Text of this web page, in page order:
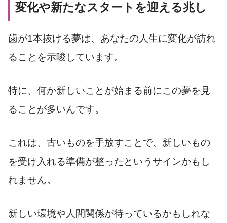
変化や新たなスタートを迎える兆し
歯が1本抜ける夢は、あなたの人生に変化が訪れ
ることを示唆しています。
特に、何か新しいことが始まる前にこの夢を見
ることが多いんです。
これは、古いものを手放すことで、新しいもの
を受け入れる準備が整ったというサインかもし
れません。
新しい環境や人間関係が待っているかもしれな